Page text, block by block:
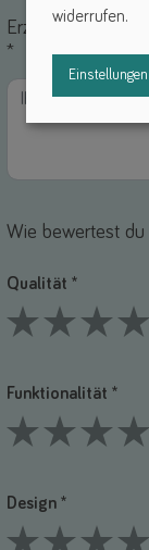
Erzähle uns von
*
Wie bewertest
Qualität *
Funktionalität *
Design *
widerrufen.
Einstellungen